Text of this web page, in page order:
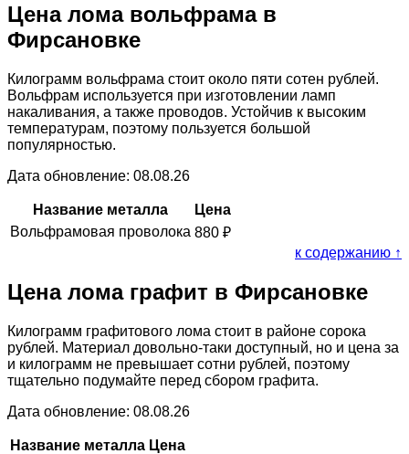
Цена лома вольфрама в
Фирсановке
Килограмм вольфрама стоит около пяти сотен рублей.
Вольфрам используется при изготовлении ламп
накаливания, а также проводов. Устойчив к высоким
температурам, поэтому пользуется большой
популярностью.
Дата обновление: 08.08.26
Название металла
Цена
Вольфрамовая проволока 880 ₽
к содержанию ↑
Цена лома графит в Фирсановке
Килограмм графитового лома стоит в районе сорока
рублей. Материал довольно-таки доступный, но и цена за
и килограмм не превышает сотни рублей, поэтому
тщательно подумайте перед сбором графита.
Дата обновление: 08.08.26
Название металла Цена